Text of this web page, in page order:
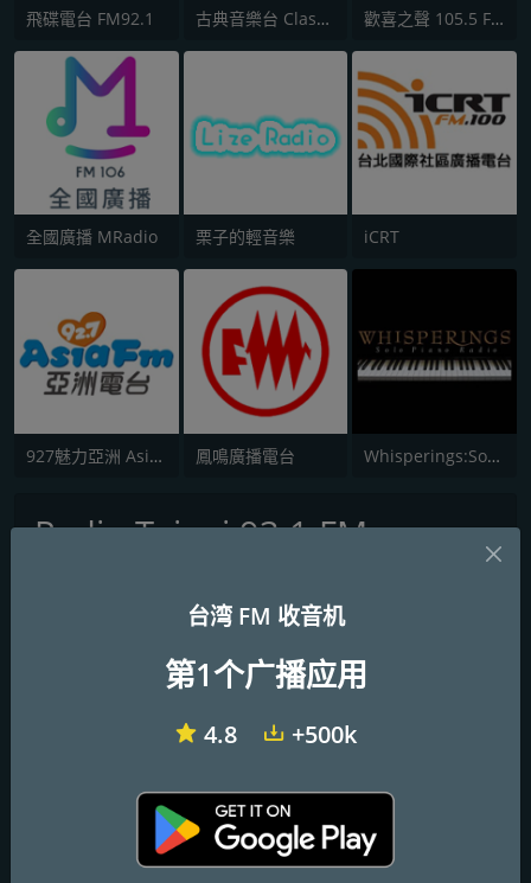
飛碟電台 FM92.1 古典音樂台 Classical FM 97.7 歡喜之聲 105.5 FM
全國廣播 MRadio 栗子的輕音樂 iCRT
927魅力亞洲 Asia FM 亞洲電台 鳳鳴廣播電台 Whisperings:Solo Piano Radio - 鋼琴獨奏網路音樂電台
Radio Taipei 93.1 FM
http://www.radio.gov.taipei/
台湾 FM 收音机
第1个广播应用
4.8 +500k